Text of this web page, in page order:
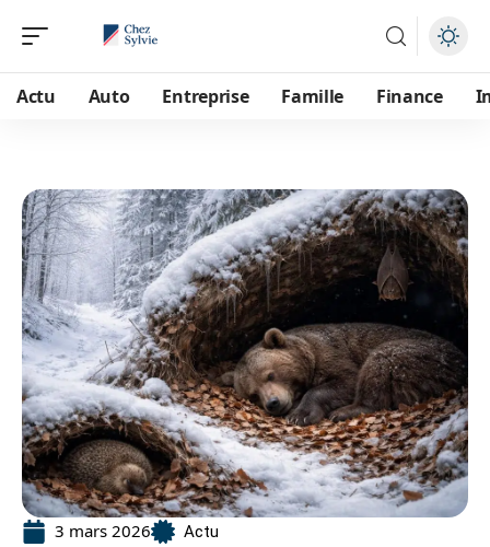
Actu Auto Entreprise Famille Finance
3 mars 2026 Actu